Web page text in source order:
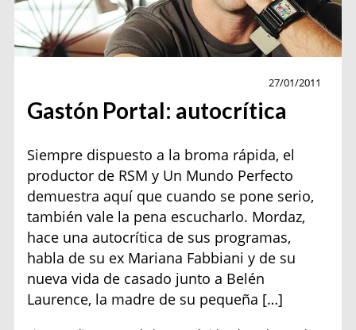
27/01/2011
Gastón Portal: autocrítica
Siempre dispuesto a la broma rápida, el
productor de RSM y Un Mundo Perfecto
demuestra aquí que cuando se pone serio,
también vale la pena escucharlo. Mordaz,
hace una autocrítica de sus programas,
habla de su ex Mariana Fabbiani y de su
nueva vida de casado junto a Belén
Laurence, la madre de su pequeña […]